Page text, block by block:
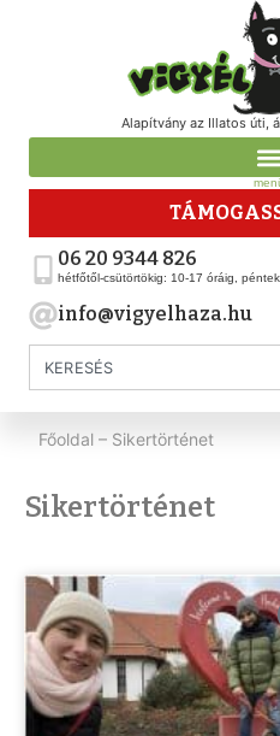
Alapítvány az Illatos úti,
06 20 9344 826
hétfőtől-csütörtökig: 10-17 óráig,
info@vigyelhaza.hu
Főoldal – Sikertörténet
Sikertörténet